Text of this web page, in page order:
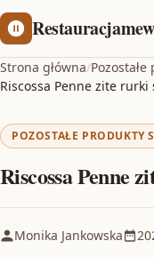
Strona główna/
Riscossa Penne zite rurki
POZOSTAŁE PRODUKTY
Riscossa Penne
Monika Jankowska